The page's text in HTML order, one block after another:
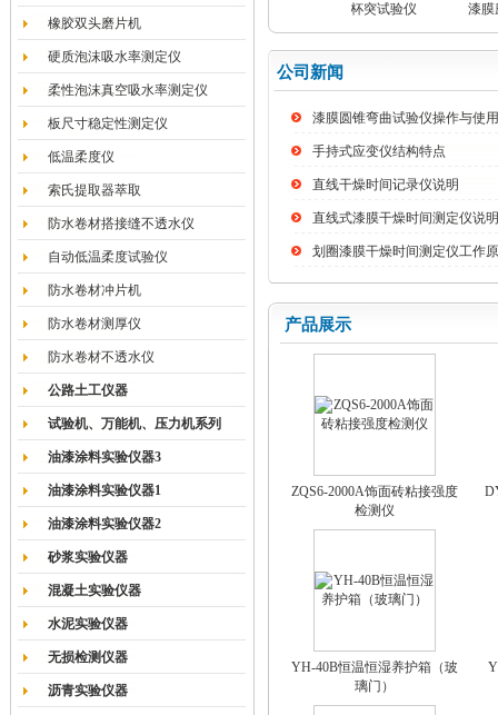
橡胶双头磨片机
硬质泡沫吸水率测定仪
柔性泡沫真空吸水率测定仪
板尺寸稳定性测定仪
低温柔度仪
索氏提取器萃取
防水卷材搭接缝不透水仪
自动低温柔度试验仪
防水卷材冲片机
防水卷材测厚仪
防水卷材不透水仪
公路土工仪器
试验机、万能机、压力机系列
油漆涂料实验仪器3
油漆涂料实验仪器1
油漆涂料实验仪器2
砂浆实验仪器
混凝土实验仪器
水泥实验仪器
无损检测仪器
沥青实验仪器
刮板细度计 C光源加氏比色计 涂层杯突试验仪 漆膜磨
公司新闻
漆膜圆锥弯曲试验仪操作与使
手持式应变仪结构特点
直线干燥时间记录仪说明
直线式漆膜干燥时间测定仪说明
划圈漆膜干燥时间测定仪工作
产品展示
ZQS6-2000A饰面砖粘接强度
检测仪
YH-40B恒温恒湿养护箱（玻
璃门）